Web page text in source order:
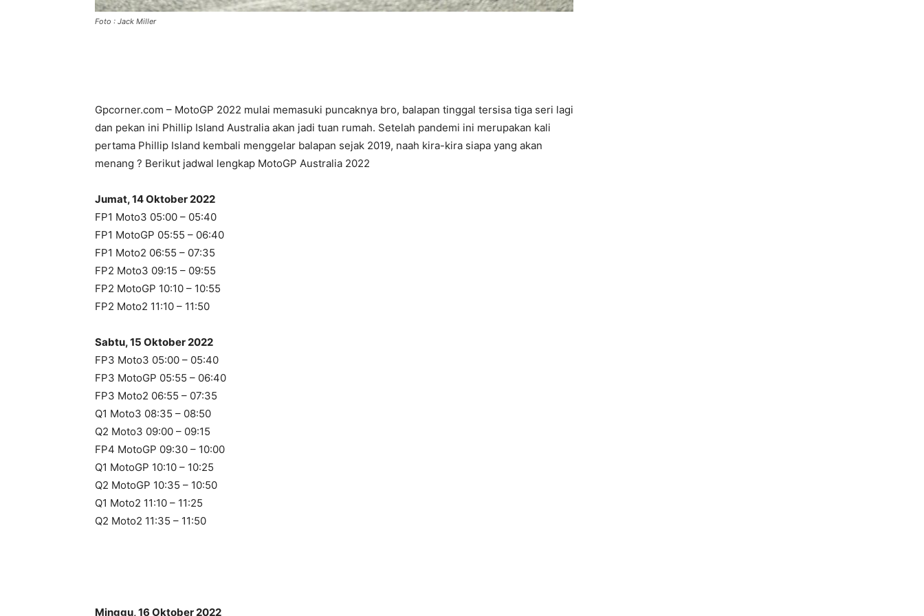
Foto : Jack Miller
Gpcorner.com – MotoGP 2022 mulai memasuki puncaknya bro, balapan tinggal tersisa tiga seri lagi
dan pekan ini Phillip Island Australia akan jadi tuan rumah. Setelah pandemi ini merupakan kali
pertama Phillip Island kembali menggelar balapan sejak 2019, naah kira-kira siapa yang akan
menang ? Berikut jadwal lengkap MotoGP Australia 2022
Jumat, 14 Oktober 2022
FP1 Moto3 05:00 – 05:40
FP1 MotoGP 05:55 – 06:40
FP1 Moto2 06:55 – 07:35
FP2 Moto3 09:15 – 09:55
FP2 MotoGP 10:10 – 10:55
FP2 Moto2 11:10 – 11:50
Sabtu, 15 Oktober 2022
FP3 Moto3 05:00 – 05:40
FP3 MotoGP 05:55 – 06:40
FP3 Moto2 06:55 – 07:35
Q1 Moto3 08:35 – 08:50
Q2 Moto3 09:00 – 09:15
FP4 MotoGP 09:30 – 10:00
Q1 MotoGP 10:10 – 10:25
Q2 MotoGP 10:35 – 10:50
Q1 Moto2 11:10 – 11:25
Q2 Moto2 11:35 – 11:50
Minggu, 16 Oktober 2022